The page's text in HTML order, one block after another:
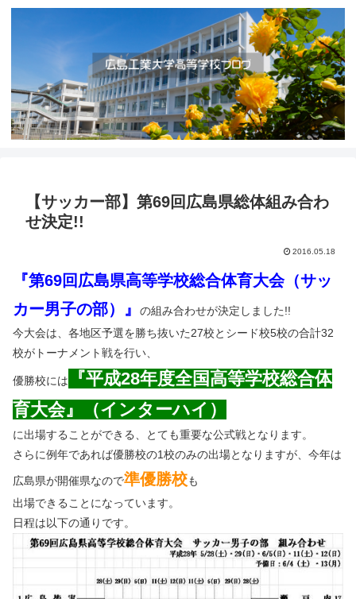
【サッカー部】第69回広島県総体組み合わ
せ決定!!
2016.05.18
『第69回広島県高等学校総合体育大会（サッ
カー男子の部）』
の組み合わせが決定しました!!
今大会は、各地区予選を勝ち抜いた27校とシード校5校の合計32
校がトーナメント戦を行い、
優勝校には
『平成28年度全国高等学校総合体
育大会』（インターハイ）
に出場することができる、とても重要な公式戦となります。
さらに例年であれば優勝校の1校のみの出場となりますが、今年は
広島県が開催県なので準優勝校も
出場できることになっています。
日程は以下の通りです。